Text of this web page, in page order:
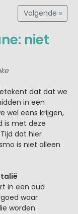
Volgende »
niet
dat dat we
in een
wel eens krijgen,
is met deze
dat hier
is niet alleen
in een oud
waar
worden